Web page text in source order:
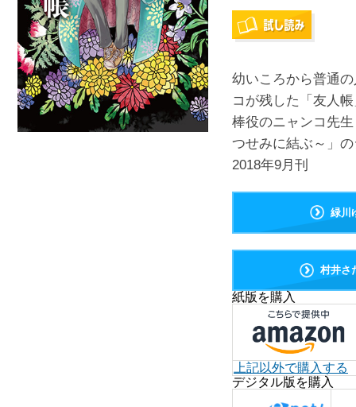
幼いころから普通
コが残した「友人
棒役のニャンコ先
つせみに結ぶ～」
2018年9月刊
緑川
村井さ
紙版を購入
上記以外で購入する
デジタル版を購入